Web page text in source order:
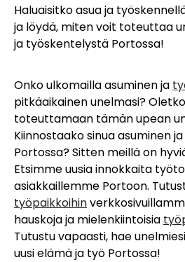
Haluaisitko asua ja
ja löydä, miten voit toteuttaa
ja työskentelystä Portossa!
Onko ulkomailla asuminen ja
pitkäaikainen unelmasi?
toteuttamaan tämän upean
Kiinnostaako sinua asuminen
Portossa? Sitten meillä on
Etsimme uusia innokkaita
asiakkaillemme Portoon.
työpaikkoihin
hauskoja ja mielenkiintoisia
Tutustu vapaasti, hae
uusi elämä ja työ Portossa!